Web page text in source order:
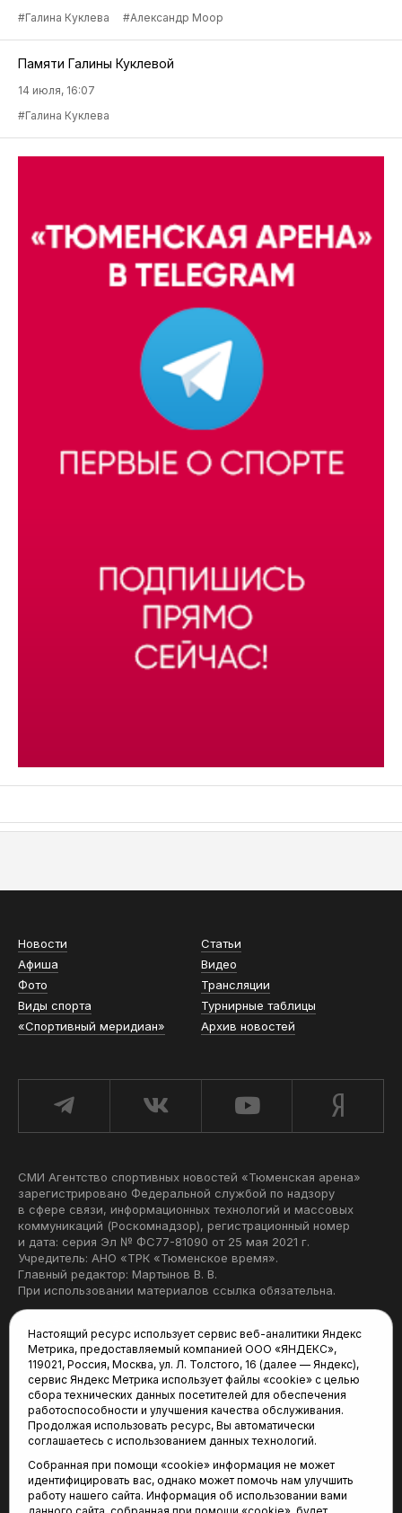
#Галина Куклева
#Александр Моор
Памяти Галины Куклевой
14 июля, 16:07
#Галина Куклева
Новости
Статьи
Афиша
Видео
Фото
Трансляции
Виды спорта
Турнирные таблицы
«Спортивный меридиан»
Архив новостей
СМИ Агентство спортивных новостей «Тюменская арена»
зарегистрировано Федеральной службой по надзору
в сфере связи, информационных технологий и массовых
коммуникаций (Роскомнадзор), регистрационный номер
и дата: серия Эл № ФС77-81090 от 25 мая 2021 г.
Учредитель: АНО «ТРК «Тюменское время».
Главный редактор: Мартынов В. В.
При использовании материалов ссылка обязательна.
Редакция:
625035, Тюмень, пр. Геологоразведчиков, 28А
(3452) 68-22-28
tum-arena@mail.ru
Отдел продаж:
(3452) 68-89-78
kotovaev@sibinformburo.ru
Настоящий ресурс использует сервис веб-аналитики Яндекс
Метрика, предоставляемый компанией ООО «ЯНДЕКС»,
119021, Россия, Москва, ул. Л. Толстого, 16 (далее — Яндекс),
сервис Яндекс Метрика использует файлы «cookie» с целью
сбора технических данных посетителей для обеспечения
работоспособности и улучшения качества обслуживания.
Продолжая использовать ресурс, Вы автоматически
соглашаетесь с использованием данных технологий.
Собранная при помощи «cookie» информация не может
идентифицировать вас, однако может помочь нам улучшить
работу нашего сайта. Информация об использовании вами